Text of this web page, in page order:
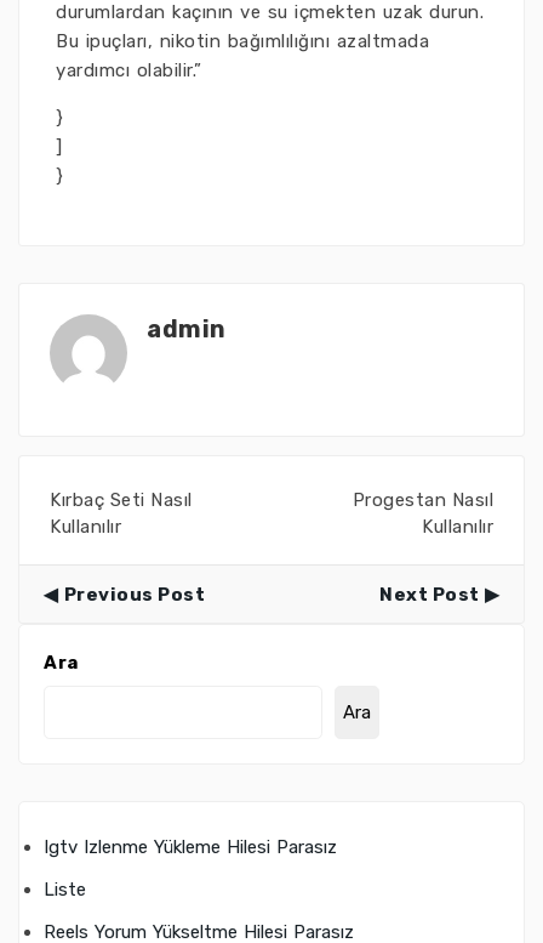
durumlardan kaçının ve su içmekten uzak durun.
Bu ipuçları, nikotin bağımlılığını azaltmada
yardımcı olabilir.”
}
]
}
admin
Kırbaç Seti Nasıl
Kullanılır
Progestan Nasıl
Kullanılır
Previous Post Next Post
Ara
Ara
Igtv Izlenme Yükleme Hilesi Parasız
Liste
Reels Yorum Yükseltme Hilesi Parasız